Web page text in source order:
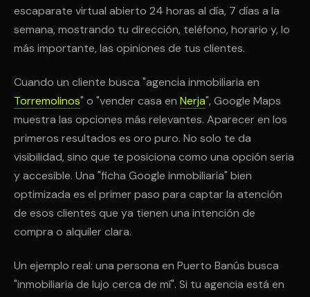
escaparate virtual abierto 24 horas al día, 7 días a la
semana, mostrando tu dirección, teléfono, horario y, lo
más importante, las opiniones de tus clientes.
Cuando un cliente busca "agencia inmobiliaria en
Torremolinos" o "vender casa en Nerja", Google Maps
muestra las opciones más relevantes. Aparecer en los
primeros resultados es oro puro. No solo te da
visibilidad, sino que te posiciona como una opción seria
y accesible. Una "ficha Google inmobiliaria" bien
optimizada es el primer paso para captar la atención
de esos clientes que ya tienen una intención de
compra o alquiler clara.
Un ejemplo real: una persona en Puerto Banús busca
"inmobiliaria de lujo cerca de mí". Si tu agencia está en